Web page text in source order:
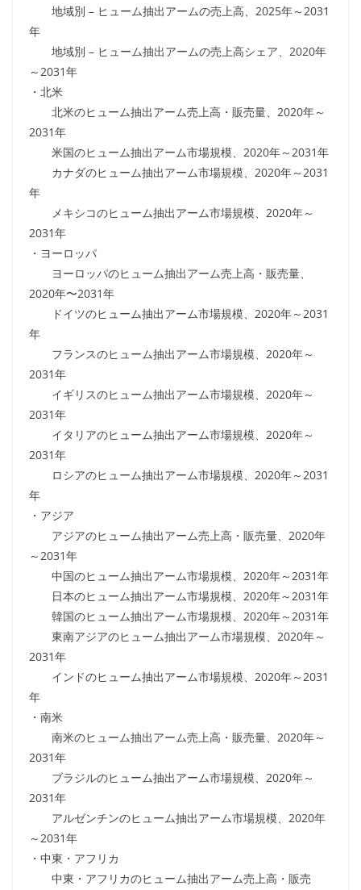
地域別 – ヒューム抽出アームの売上高、2025年～2031
年
地域別 – ヒューム抽出アームの売上高シェア、2020年
～2031年
・北米
北米のヒューム抽出アーム売上高・販売量、2020年～
2031年
米国のヒューム抽出アーム市場規模、2020年～2031年
カナダのヒューム抽出アーム市場規模、2020年～2031
年
メキシコのヒューム抽出アーム市場規模、2020年～
2031年
・ヨーロッパ
ヨーロッパのヒューム抽出アーム売上高・販売量、
2020年〜2031年
ドイツのヒューム抽出アーム市場規模、2020年～2031
年
フランスのヒューム抽出アーム市場規模、2020年～
2031年
イギリスのヒューム抽出アーム市場規模、2020年～
2031年
イタリアのヒューム抽出アーム市場規模、2020年～
2031年
ロシアのヒューム抽出アーム市場規模、2020年～2031
年
・アジア
アジアのヒューム抽出アーム売上高・販売量、2020年
～2031年
中国のヒューム抽出アーム市場規模、2020年～2031年
日本のヒューム抽出アーム市場規模、2020年～2031年
韓国のヒューム抽出アーム市場規模、2020年～2031年
東南アジアのヒューム抽出アーム市場規模、2020年～
2031年
インドのヒューム抽出アーム市場規模、2020年～2031
年
・南米
南米のヒューム抽出アーム売上高・販売量、2020年～
2031年
ブラジルのヒューム抽出アーム市場規模、2020年～
2031年
アルゼンチンのヒューム抽出アーム市場規模、2020年
～2031年
・中東・アフリカ
中東・アフリカのヒューム抽出アーム売上高・販売